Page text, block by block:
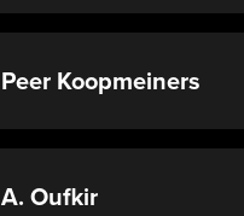
Peer Koopmeiners
A. Oufkir